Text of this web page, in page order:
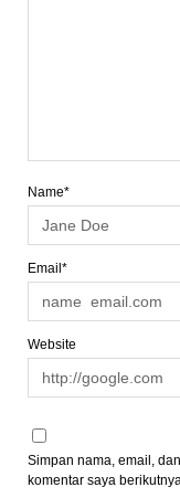
Name*
Email*
Website
Simpan nama, email,
komentar saya